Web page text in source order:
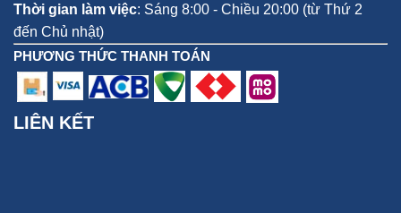
Phần phi lê thịt có thể chế biến được rất nhiều món ăn đều vô
cùng thơm ngon như món cá hồi chiên, nướng, sushi ăn sống
hoặc cá hồi sốt các kiểu. Phần đầu và xương cá hồi có thể
nấu canh chua, nấu lẩu là tuyệt vời. Ngoài ra có thể làm ruốc
chà bông từ thịt cá hồi để dành ăn dần nhé cả nhà.
Thời gian làm việc: Sáng 8:00 - Chiều 20:00 (từ Thứ 2
đến Chủ nhật)
PHƯƠNG THỨC THANH TOÁN
LIÊN KẾT